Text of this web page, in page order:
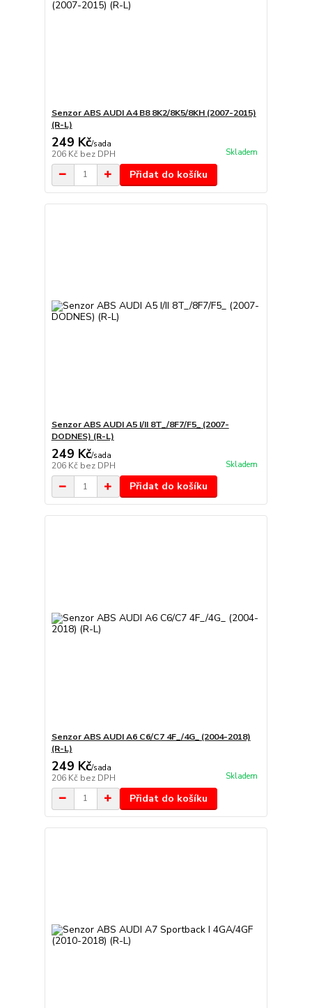
Senzor ABS AUDI A4 B8 8K2/8K5/8KH (2007-2015)
(R-L)
249 Kč/sada
206 Kč bez DPH Skladem
Přidat do košíku
Senzor ABS AUDI A5 I/II 8T_/8F7/F5_ (2007-
DODNES) (R-L)
249 Kč/sada
206 Kč bez DPH Skladem
Přidat do košíku
Senzor ABS AUDI A6 C6/C7 4F_/4G_ (2004-2018)
(R-L)
249 Kč/sada
206 Kč bez DPH Skladem
Přidat do košíku